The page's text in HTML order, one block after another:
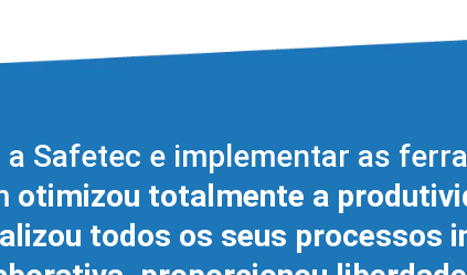
Safetec e implementar as
otimizou totalmente a
todos os seus processos